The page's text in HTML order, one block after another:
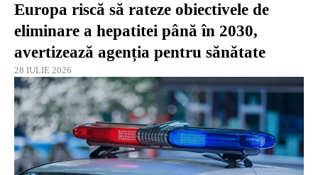
Europa riscă să rateze obiectivele de
eliminare a hepatitei până în 2030,
avertizează agenția pentru sănătate
28 IULIE 2026